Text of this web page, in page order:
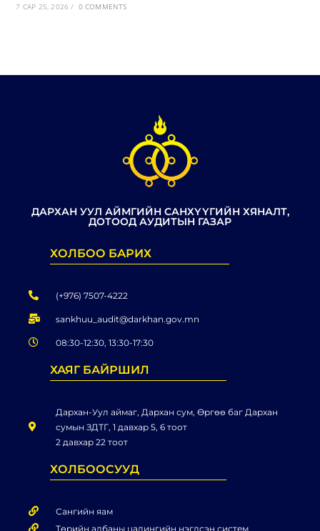
7 САР 25, 2026 / 0 COMMENTS
ДАРХАН УУЛ АЙМГИЙН САНХҮҮГИЙН ХЯНАЛТ,
ДОТООД АУДИТЫН ГАЗАР
ХОЛБОО БАРИХ
(+976) 7507-4222
sankhuu_audit@darkhan.gov.mn
08:30-12:30, 13:30-17:30
ХАЯГ БАЙРШИЛ
Дархан-Уул аймаг, Дархан сум, Өргөө баг Дархан
сумын ЗДТГ, 1 давхар 5, 6 тоот
2 давхар 22 тоот
ХОЛБООСУУД
Сангийн яам
Төрийн албаны цалингийн нэгдсэн систем